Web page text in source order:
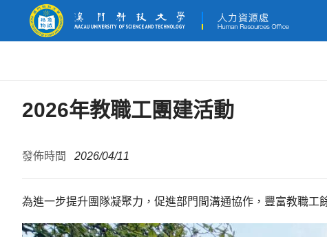
2026年教職工團建活動
發佈時間 2026/04/11
為進一步提升團隊凝聚力， 促進部門間溝通協作，豐富教職工